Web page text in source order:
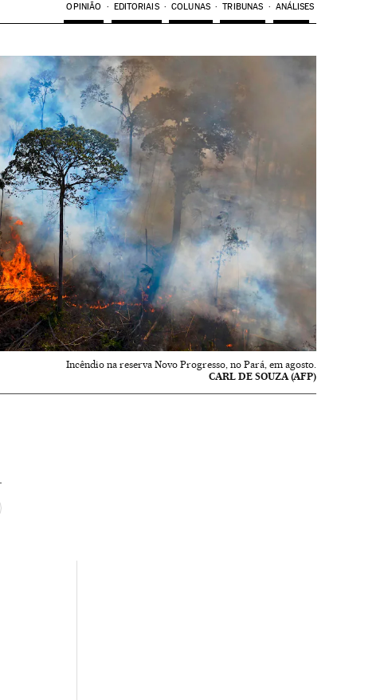
OPINIÃO EDITORIAIS COLUNAS TRIBUNAS ANÁLISES
Incêndio na reserva Novo Progresso, no Pará, em agosto.
CARL DE SOUZA (AFP)